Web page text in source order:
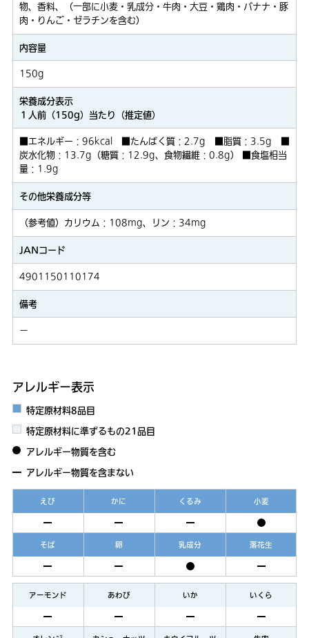
物、香料、（一部に小麦・乳成分・牛肉・大豆・鶏肉・バナナ・豚
肉・りんご・ゼラチンを含む）
内容量
150g
栄養成分表示
１人前（150g）当たり（推定値）
■エネルギー：96kcal ■たんぱく質：2.7g ■脂質：3.5g ■
炭水化物：13.7g（糖質：12.9g、食物繊維：0.8g） ■食塩相当
量：1.9g
その他栄養成分等
（参考値）カリウム：108mg、リン：34mg
JANコード
4901150110174
備考
－
アレルギー表示
特定原材料8品目
特定原材料に準ずるもの21品目
アレルギー物質を含む
アレルギー物質を含まない
えび かに くるみ 小麦
そば 卵 乳成分 落花生
アーモンド あわび いか いくら